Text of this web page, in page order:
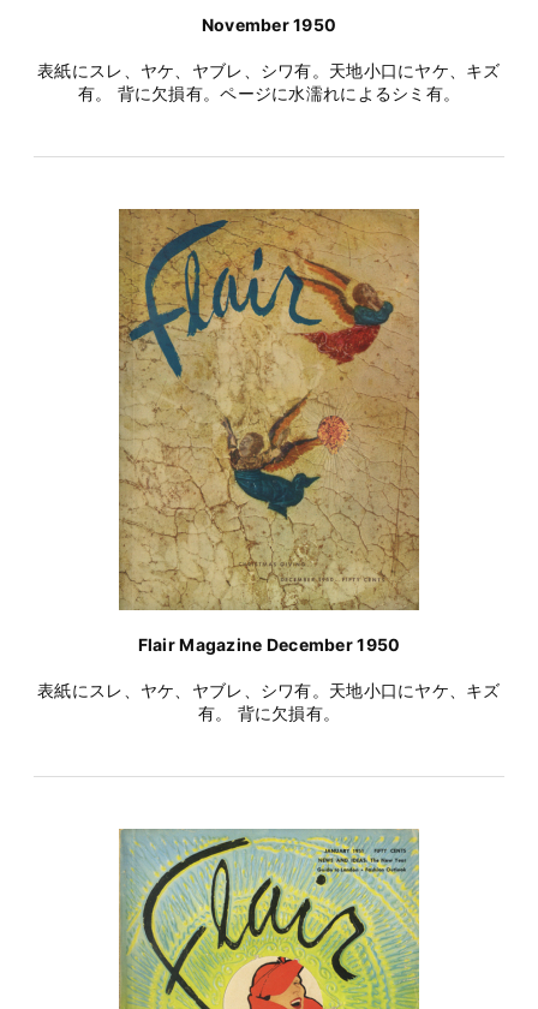
November 1950
表紙にスレ、ヤケ、ヤブレ、シワ有。天地小口にヤケ、キズ
有。 背に欠損有。ページに水濡れによるシミ有。
Flair Magazine December 1950
表紙にスレ、ヤケ、ヤブレ、シワ有。天地小口にヤケ、キズ
有。 背に欠損有。